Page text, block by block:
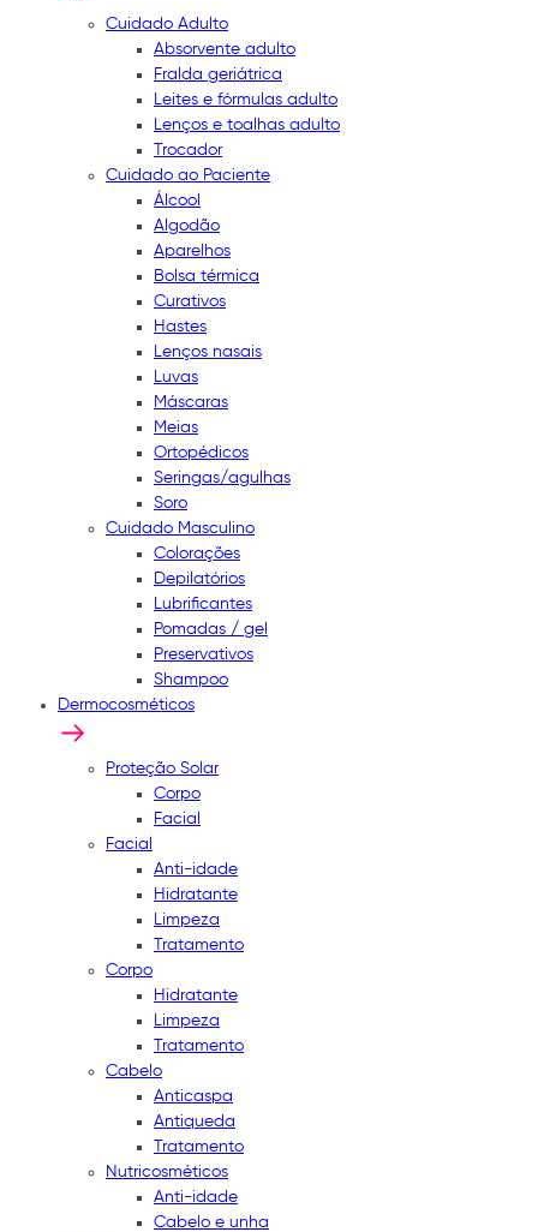
Cuidado Adulto
Absorvente adulto
Fralda geriátrica
Leites e fórmulas adulto
Lenços e toalhas adulto
Trocador
Cuidado ao Paciente
Álcool
Algodão
Aparelhos
Bolsa térmica
Curativos
Hastes
Lenços nasais
Luvas
Máscaras
Meias
Ortopédicos
Seringas/agulhas
Soro
Cuidado Masculino
Colorações
Depilatórios
Lubrificantes
Pomadas / gel
Preservativos
Shampoo
Dermocosméticos
Proteção Solar
Corpo
Facial
Facial
Anti-idade
Hidratante
Limpeza
Tratamento
Corpo
Hidratante
Limpeza
Tratamento
Cabelo
Anticaspa
Antiqueda
Tratamento
Nutricosméticos
Anti-idade
Cabelo e unha